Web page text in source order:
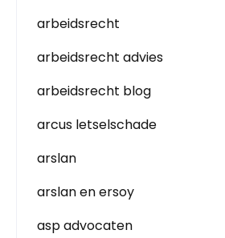
arbeidsrecht
arbeidsrecht advies
arbeidsrecht blog
arcus letselschade
arslan
arslan en ersoy
asp advocaten